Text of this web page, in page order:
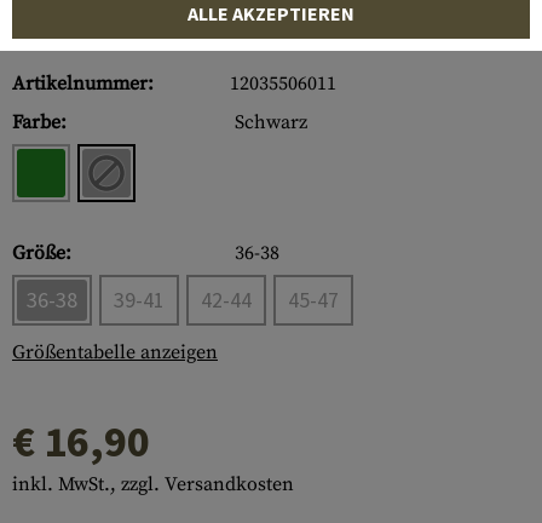
Artikelnummer:
12035506011
Farbe:
Schwarz
Größe: 36-38
36-38 39-41 42-44 45-47
Größentabelle anzeigen
€ 16,90
inkl. MwSt., zzgl. Versandkosten
ALLE AKZEPTIEREN